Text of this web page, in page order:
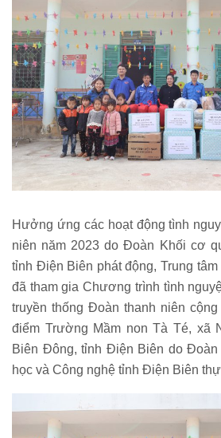
Hưởng ứng các hoạt động tình
niên năm 2023 do Đoàn Khối cơ
tỉnh Điện Biên phát động, Trung
đã tham gia Chương trình tình
truyền thống Đoàn thanh niên
điểm Trường Mầm non Tà Té, xã
Biên Đông, tỉnh Điện Biên do
học và Công nghệ tỉnh Điện Biên